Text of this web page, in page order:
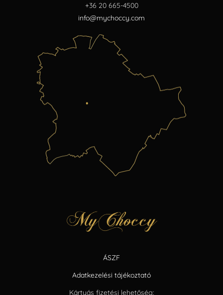
+36 20 665-4500
info@mychoccy.com
ÁSZF
Adatkezelési tájékoztató
Kártyás fizetési lehetőség: